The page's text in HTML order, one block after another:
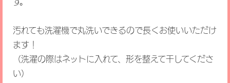
す。
汚れても洗濯機で丸洗いできるので長くお使いいただけ
ます！
（洗濯の際はネットに入れて、形を整えて干してくださ
い）